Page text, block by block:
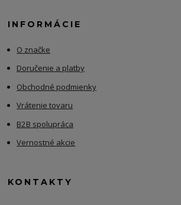
INFORMÁCIE
O značke
Doručenie a platby
Obchodné podmienky
Vrátenie tovaru
B2B spolupráca
Vernostné akcie
KONTAKTY